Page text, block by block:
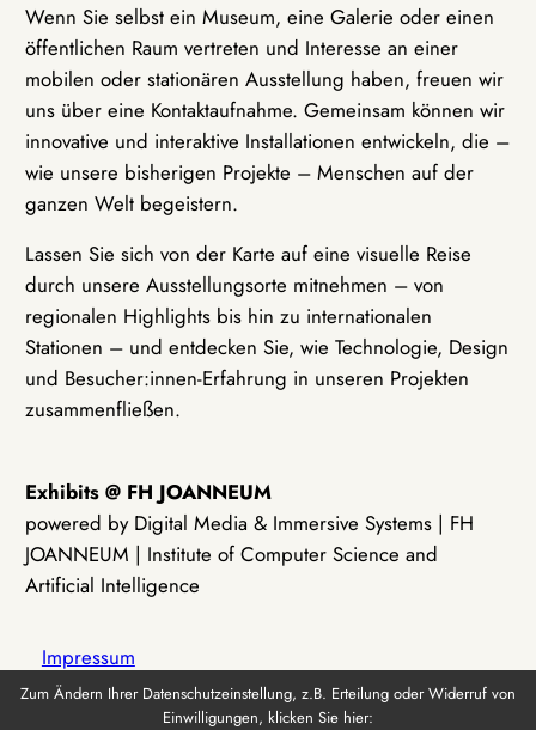
Wenn Sie selbst ein Museum, eine Galerie oder einen
öffentlichen Raum vertreten und Interesse an einer
mobilen oder stationären Ausstellung haben, freuen wir
uns über eine Kontaktaufnahme. Gemeinsam können wir
innovative und interaktive Installationen entwickeln, die –
wie unsere bisherigen Projekte – Menschen auf der
ganzen Welt begeistern.
Lassen Sie sich von der Karte auf eine visuelle Reise
durch unsere Ausstellungsorte mitnehmen – von
regionalen Highlights bis hin zu internationalen
Stationen – und entdecken Sie, wie Technologie, Design
und Besucher:innen-Erfahrung in unseren Projekten
zusammenfließen.
Exhibits @ FH JOANNEUM
powered by Digital Media & Immersive Systems | FH
JOANNEUM | Institute of Computer Science and
Artificial Intelligence
Impressum
Zum Ändern Ihrer Datenschutzeinstellung, z.B. Erteilung oder Widerruf von
Einwilligungen, klicken Sie hier: